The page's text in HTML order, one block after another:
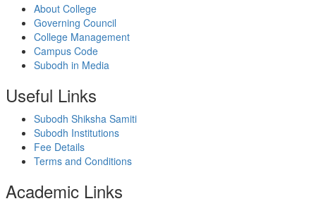
About College
Governing Council
College Management
Campus Code
Subodh in Media
Useful Links
Subodh Shiksha Samiti
Subodh Institutions
Fee Details
Terms and Conditions
Academic Links